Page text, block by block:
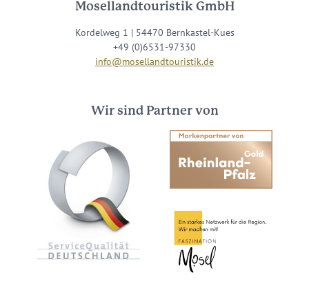
Mosellandtouristik GmbH
Kordelweg 1 | 54470 Bernkastel-Kues
+49 (0)6531-97330
info@mosellandtouristik.de
Wir sind Partner von